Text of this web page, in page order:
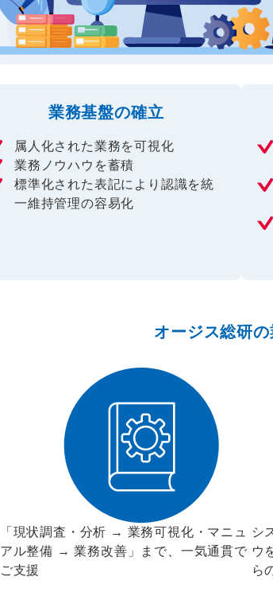
業務基盤の確立
属人化された業務を可視化
業務ノウハウを蓄積
標準化された表記により認識を統
一維持管理の容易化
オージス総研
「現状調査・分析 → 業務可視化・マニュ
アル整備 → 業務改善」まで、一気通貫で
ご支援
シ
ウ
ら